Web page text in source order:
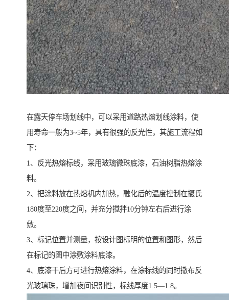
在露天停车场划线中，可以采用道路热熔划线涂料，使
用寿命一般为3~5年，具有很强的反光性，其施工流程如
下：
1、反光热熔标线，采用玻璃微珠底漆，石油树脂热熔涂
料。
2、把涂料放在热熔机内加热，融化后的温度控制在摄氏
180度至220度之间，并充分搅拌10分钟左右后进行涂
敷。
3、标记位置并测量，按设计图标明的位置和图形，然后
在标记的图中涂敷涂料底漆。
4、底漆干后方可进行热熔涂料，在涂标线的同时撒布反
光玻璃珠，增加夜间识别性，标线厚度1.5—1.8。